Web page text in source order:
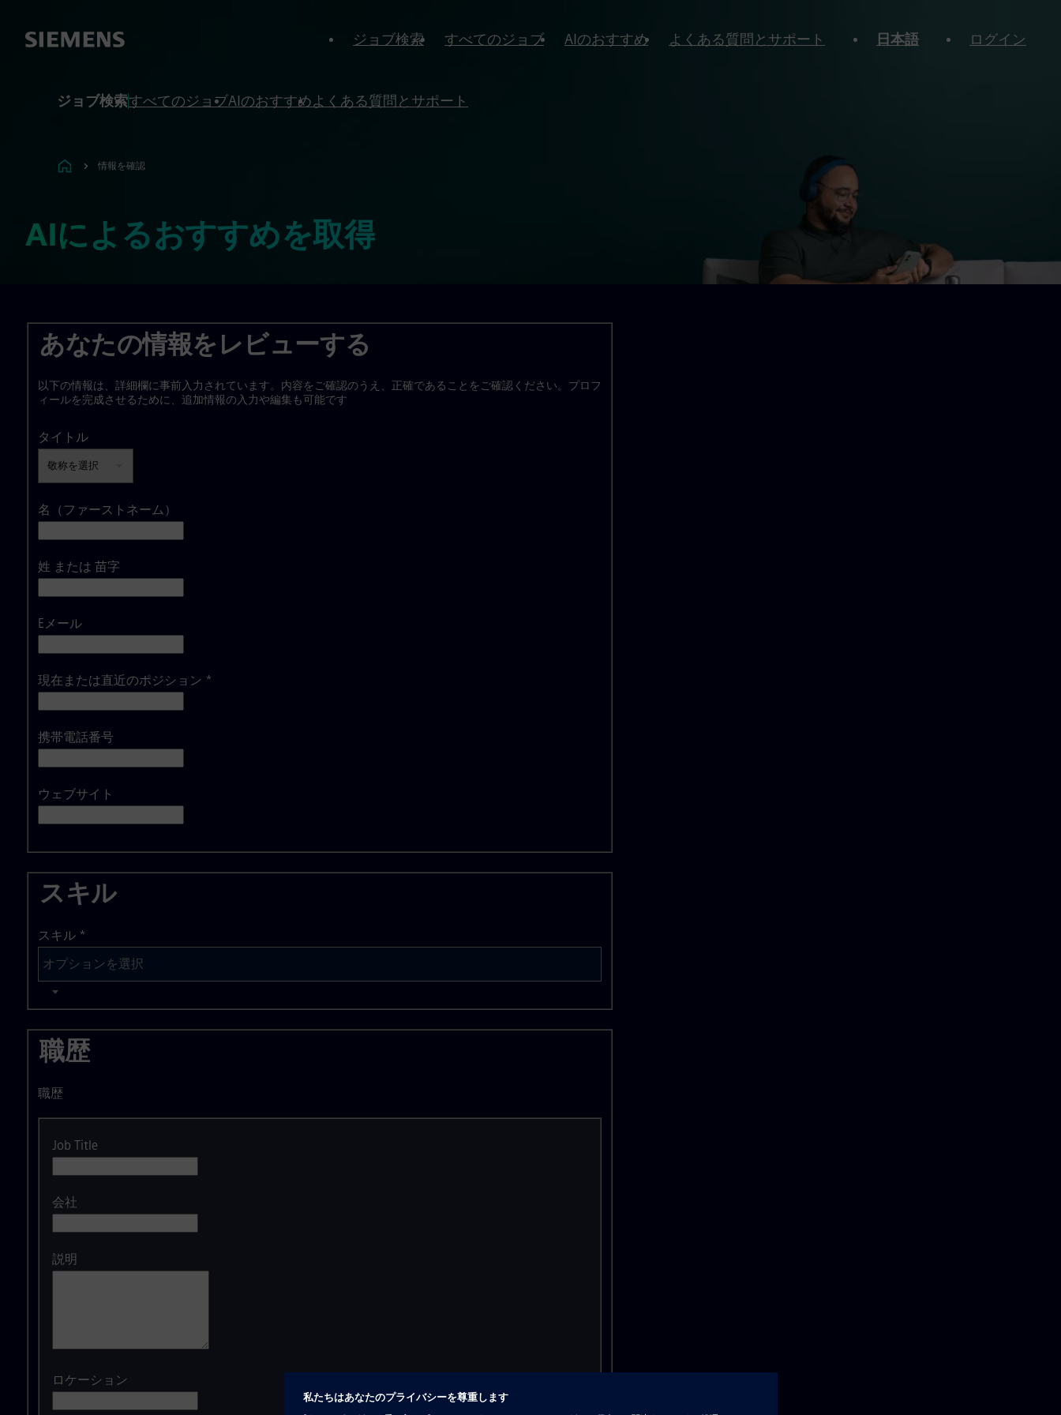
ジョブ検索 すべてのジョブ AIのおすすめ よくある質問とサポート 日本語 ログイン
ジョブ検索すべてのジョブAIのおすすめよくある質問とサポート
情報を確認
AIによるおすすめを取得
あなたの情報をレビューする
以下の情報は、詳細欄に事前入力されています。内容をご確認のうえ、正確であることをご確認ください。プロフ
ィールを完成させるために、追加情報の入力や編集も可能です
タイトル
名（ファーストネーム）
姓 または 苗字
Eメール
現在または直近のポジション *
携帯電話番号
ウェブサイト
スキル
スキル *
職歴
職歴
Job Title
会社
説明
ロケーション